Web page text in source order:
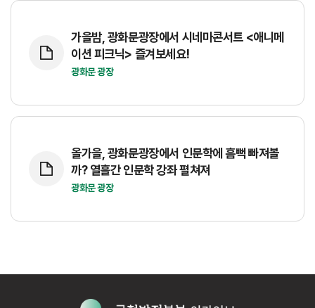
가을밤, 광화문광장에서 시네마콘서트 <애니메
이션 피크닉> 즐겨보세요!
광화문 광장
올가을, 광화문광장에서 인문학에 흠뻑 빠져볼
까? 열흘간 인문학 강좌 펼쳐져
광화문 광장